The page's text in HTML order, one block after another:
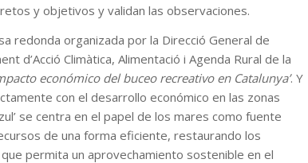
y objetivos y validan las observaciones.
redonda organizada por la Direcció General de
d’Acció Climàtica, Alimentació i Agenda Rural de la
económico del buceo recreativo en Catalunya’. Y
con el desarrollo económico en las zonas
se centra en el papel de los mares como fuente
de una forma eficiente, restaurando los
permita un aprovechamiento sostenible en el